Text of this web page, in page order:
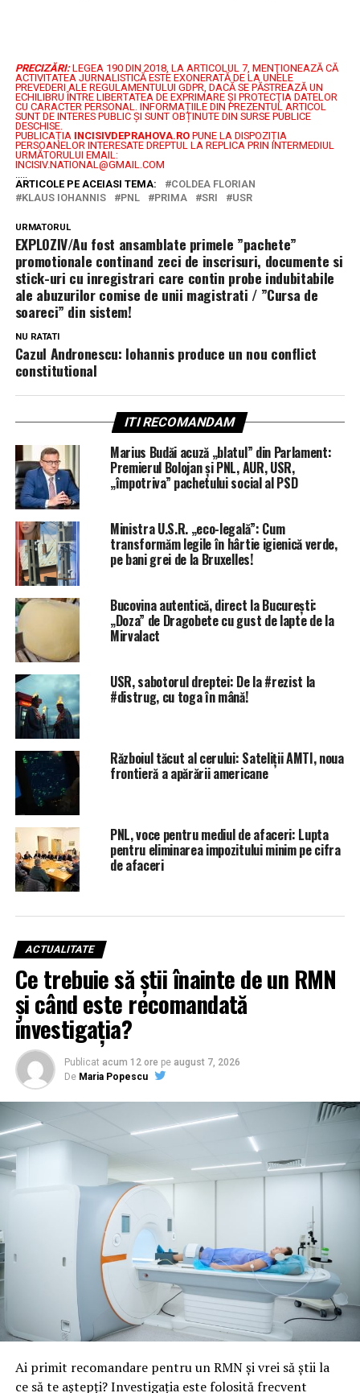
PRECIZĂRI: LEGEA 190 DIN 2018, LA ARTICOLUL 7, MENŢIONEAZĂ CĂ
ACTIVITATEA JURNALISTICĂ ESTE EXONERATĂ DE LA UNELE
PREVEDERI ALE REGULAMENTULUI GDPR, DACĂ SE PĂSTREAZĂ UN
ECHILIBRU ÎNTRE LIBERTATEA DE EXPRIMARE ŞI PROTECŢIA DATELOR
CU CARACTER PERSONAL.
INFORMAȚIILE DIN PREZENTUL ARTICOL
SUNT DE INTERES PUBLIC ȘI SUNT OBȚINUTE DIN SURSE PUBLICE
DESCHISE.
PUBLICAȚIA INCISIVDEPRAHOVA.ROPUNE LA DISPOZIȚIA
PERSOANELOR INTERESATE DREPTUL LA REPLICA PRIN INTERMEDIUL
URMĂTORULUI EMAIL:
INCISIV.NATIONAL@GMAIL.COM
ARTICOLE PE ACEIASI TEMA:
COLDEA FLORIAN
KLAUS IOHANNIS
PNL PRIMA SRI USR
URMATORUL
EXPLOZIV/Au fost ansamblate primele ”pachete”
promotionale continand zeci de inscrisuri, documente si
stick-uri cu inregistrari care contin probe indubitabile
ale abuzurilor comise de unii magistrati / ”Cursa de
soareci” din sistem!
NU RATATI
Cazul Andronescu: Iohannis produce un nou conflict
constitutional
ITI RECOMANDAM
Marius Budăi acuză „blatul” din Parlament:
Premierul Bolojan și PNL, AUR, USR,
„împotriva” pachetului social al PSD
Ministra U.S.R. „eco-legală”: Cum
transformăm legile în hârtie igienică verde,
pe bani grei de la Bruxelles!
Bucovina autentică, direct la București:
„Doza” de Dragobete cu gust de lapte de la
Mirvalact
USR, sabotorul dreptei: De la #rezist la
#distrug, cu toga în mână!
Războiul tăcut al cerului: Sateliții AMTI, noua
frontieră a apărării americane
PNL, voce pentru mediul de afaceri: Lupta
pentru eliminarea impozitului minim pe cifra
de afaceri
ACTUALITATE
Ce trebuie să știi înainte de un RMN
și când este recomandată
investigația?
Publicat acum 12 ore pe august 7, 2026
De Maria Popescu
Ai primit recomandare pentru un RMN și vrei să știi la
ce să te aștepți? Investigația este folosită frecvent